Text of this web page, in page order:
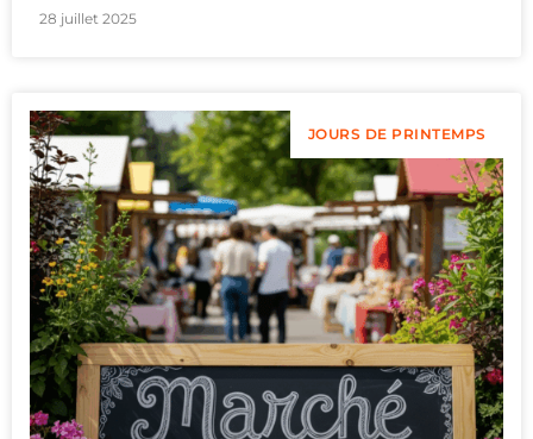
28 juillet 2025
JOURS DE PRINTEMPS